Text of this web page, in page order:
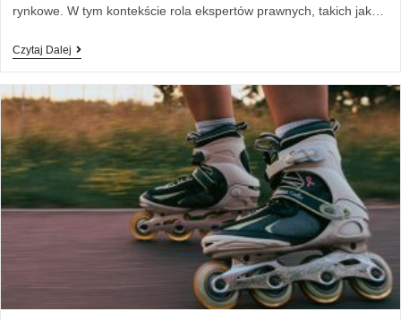
rynkowe. W tym kontekście rola ekspertów prawnych, takich jak…
Czytaj Dalej